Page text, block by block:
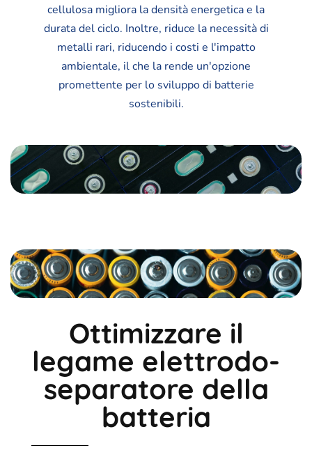
cellulosa migliora la densità energetica e la
durata del ciclo. Inoltre, riduce la necessità di
metalli rari, riducendo i costi e l'impatto
ambientale, il che la rende un'opzione
promettente per lo sviluppo di batterie
sostenibili.
Ottimizzare il
legame elettrodo-
separatore della
batteria